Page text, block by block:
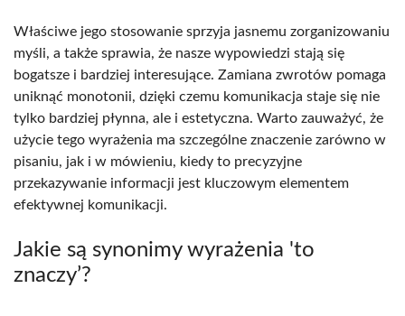
Właściwe jego stosowanie sprzyja jasnemu zorganizowaniu
myśli, a także sprawia, że nasze wypowiedzi stają się
bogatsze i bardziej interesujące. Zamiana zwrotów pomaga
uniknąć monotonii, dzięki czemu komunikacja staje się nie
tylko bardziej płynna, ale i estetyczna. Warto zauważyć, że
użycie tego wyrażenia ma szczególne znaczenie zarówno w
pisaniu, jak i w mówieniu, kiedy to precyzyjne
przekazywanie informacji jest kluczowym elementem
efektywnej komunikacji.
Jakie są synonimy wyrażenia 'to
znaczy’?